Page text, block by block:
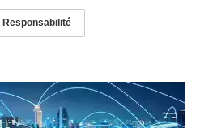
Responsabilité